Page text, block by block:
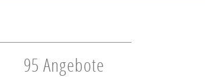
95 Angebote